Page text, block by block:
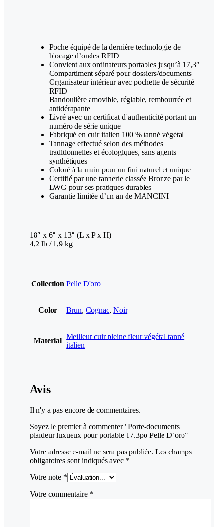
Poche équipé de la dernière technologie de
blocage d’ondes RFID
Convient aux ordinateurs portables jusqu’à 17,3″
Compartiment séparé pour dossiers/documents
Organisateur intérieur avec pochette de sécurité
RFID
Bandoulière amovible, réglable, rembourrée et
antidérapante
Livré avec un certificat d’authenticité portant un
numéro de série unique
Fabriqué en cuir italien 100 % tanné végétal
Tannage effectué selon des méthodes
traditionnelles et écologiques, sans agents
synthétiques
Coloré à la main pour un fini naturel et unique
Certifié par une tannerie classée Bronze par le
LWG pour ses pratiques durables
Garantie limitée d’un an de MANCINI
18″ x 6″ x 13″ (L x P x H)
4,2 lb / 1,9 kg
Collection Pelle D'oro
Color Brun,Cognac,Noir
Material
Meilleur cuir pleine fleur végétal tanné
italien
Avis
Il n'y a pas encore de commentaires.
Soyez le premier à commenter "Porte-documents
plaideur luxueux pour portable 17.3po Pelle D’oro"
Votre adresse e-mail ne sera pas publiée. Les champs
obligatoires sont indiqués avec *
Votre note *
Votre commentaire *